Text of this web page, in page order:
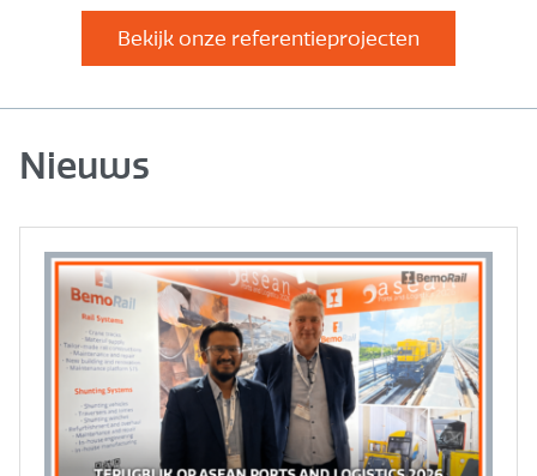
Bekijk onze referentieprojecten
Nieuws